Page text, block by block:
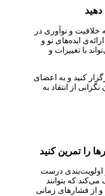
خلاقیت و نوآوری در
ایده‌های نو و
با تغییرات و
کنید و به اعضای
از انتقاد به
را تمرین کنید
اولویت‌بندی درست
که بتوانند
از فشارهای زمانی